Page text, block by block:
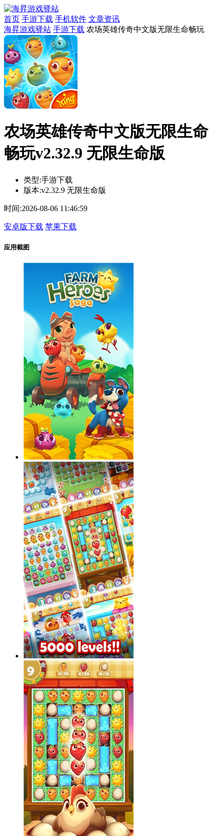
首页 手游下载 手机软件 文章资讯
海昇游戏驿站 手游下载 农场英雄传奇中文版无限生命畅玩
农场英雄传奇中文版无限生命
畅玩v2.32.9 无限生命版
类型:手游下载
版本:v2.32.9 无限生命版
时间:2026-08-06 11:46:59
安卓版下载 苹果下载
应用截图